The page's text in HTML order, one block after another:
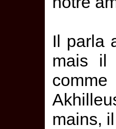
Il parla
mais il
mains,